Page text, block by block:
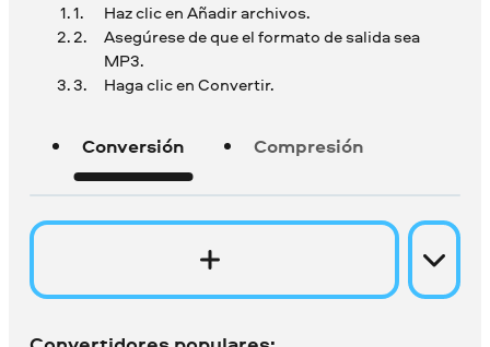
Haz clic en Añadir archivos.
Asegúrese de que el formato de salida sea
MP3.
Haga clic en Convertir.
Conversión Compresión